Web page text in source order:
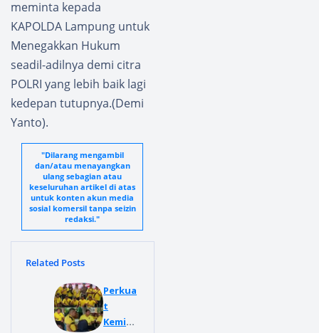
meminta kepada
KAPOLDA Lampung untuk
Menegakkan Hukum
seadil-adilnya demi citra
POLRI yang lebih baik lagi
kedepan tutupnya.(Demi
Yanto).
"Dilarang mengambil
dan/atau menayangkan
ulang sebagian atau
keseluruhan artikel di atas
untuk konten akun media
sosial komersil tanpa seizin
redaksi."
Related Posts
Perkua
t
Kemitr